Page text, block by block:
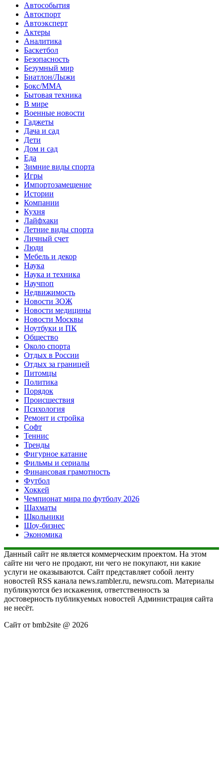
Автособытия
Автоспорт
Автоэксперт
Актеры
Аналитика
Баскетбол
Безопасность
Безумный мир
Биатлон/Лыжи
Бокс/MMA
Бытовая техника
В мире
Военные новости
Гаджеты
Дача и сад
Дети
Дом и сад
Еда
Зимние виды спорта
Игры
Импортозамещение
Истории
Компании
Кухня
Лайфхаки
Летние виды спорта
Личный счет
Люди
Мебель и декор
Наука
Наука и техника
Научпоп
Недвижимость
Новости ЗОЖ
Новости медицины
Новости Москвы
Ноутбуки и ПК
Общество
Около спорта
Отдых в России
Отдых за границей
Питомцы
Политика
Порядок
Происшествия
Психология
Ремонт и стройка
Софт
Теннис
Тренды
Фигурное катание
Фильмы и сериалы
Финансовая грамотность
Футбол
Хоккей
Чемпионат мира по футболу 2026
Шахматы
Школьники
Шоу-бизнес
Экономика
Данный сайт не является коммерческим проектом. На этом
сайте ни чего не продают, ни чего не покупают, ни какие
услуги не оказываются. Сайт представляет собой ленту
новостей RSS канала news.rambler.ru, newsru.com. Материалы
публикуются без искажения, ответственность за
достоверность публикуемых новостей Администрация сайта
не несёт.
Сайт от bmb2site @ 2026